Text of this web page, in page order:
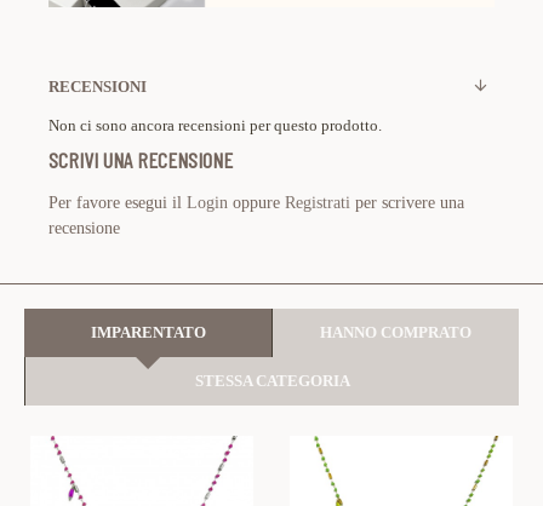
RECENSIONI
Non ci sono ancora recensioni per questo prodotto.
SCRIVI UNA RECENSIONE
Per favore esegui il Login oppure Registrati per scrivere una
recensione
IMPARENTATO HANNO COMPRATO
STESSA CATEGORIA